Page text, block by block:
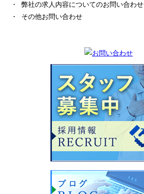
・ 弊社の求人内容についてのお問い合わせ
・ その他お問い合わせ